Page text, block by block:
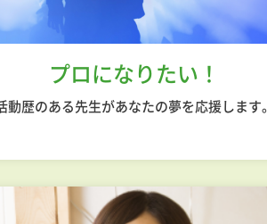
プロになりたい！
動歴のある先生があなたの夢を応援します。